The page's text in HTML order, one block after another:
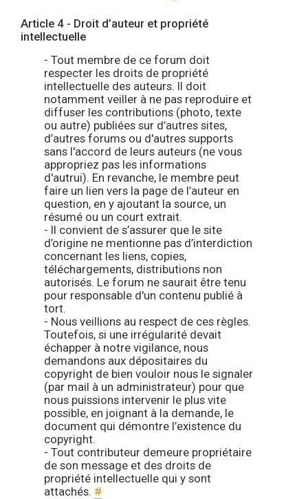
Article 4 - Droit d’auteur et propriété
intellectuelle
- Tout membre de ce forum doit
respecter les droits de propriété
intellectuelle des auteurs. Il doit
notamment veiller à ne pas reproduire et
diffuser les contributions (photo, texte
ou autre) publiées sur d’autres sites,
d’autres forums ou d'autres supports
sans l'accord de leurs auteurs (ne vous
appropriez pas les informations
d'autrui). En revanche, le membre peut
faire un lien vers la page de l’auteur en
question, en y ajoutant la source, un
résumé ou un court extrait.
- Il convient de s’assurer que le site
d’origine ne mentionne pas d’interdiction
concernant les liens, copies,
téléchargements, distributions non
autorisés. Le forum ne saurait être tenu
pour responsable d'un contenu publié à
tort.
- Nous veillions au respect de ces règles.
Toutefois, si une irrégularité devait
échapper à notre vigilance, nous
demandons aux dépositaires du
copyright de bien vouloir nous le signaler
(par mail à un administrateur) pour que
nous puissions intervenir le plus vite
possible, en joignant à la demande, le
document qui démontre l’existence du
copyright.
- Tout contributeur demeure propriétaire
de son message et des droits de
propriété intellectuelle qui y sont
attachés. #